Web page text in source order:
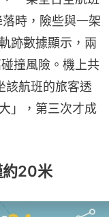
時，險些與一架
跡數據顯示，兩
撞風險。機上共
該航班的旅客透
」，第三次才成
20米